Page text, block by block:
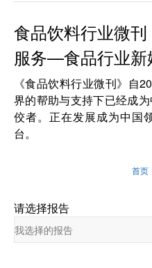
食品饮料行业微
服务—食品行业新
《食品饮料行业微刊》自
界的帮助与支持下已经成
佼者。正在发展成为中国
台。
首页
请选择报告